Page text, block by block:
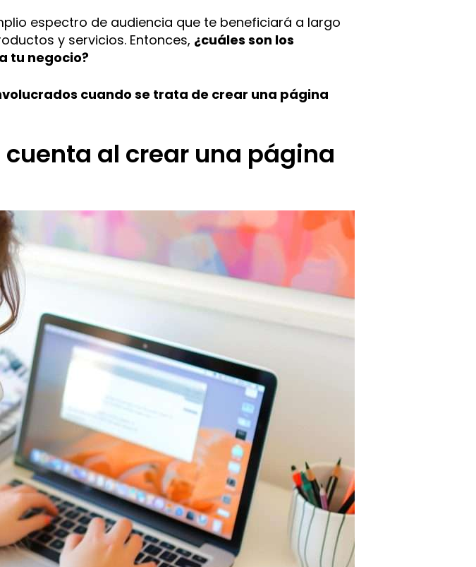
:
espectro de audiencia que te beneficiará a largo
y servicios. Entonces, ¿cuáles son los
tu negocio?
cuando se trata de crear una página
al crear una página